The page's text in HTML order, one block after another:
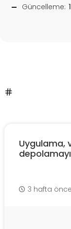
Güncelleme:
Uygulama,
3 hafta önce